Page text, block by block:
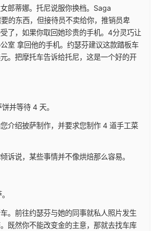
郎蒂娜。托尼说服你换档。Saga
的东西，但接待员不卖给你，推销员卑
了，如果你取回她珍贵的手机。4分灵巧让
室 拿回他的手机。约瑟芬建议这款踏板车
。把摩托车告诉给托尼，这是一个好的开
并等待 4 天。
介绍披萨制作，并要求您制作 4 道手工菜
诉说，某些事情并不像烘焙那么容易。
。前往约瑟芬与她的同事就私人照片发生
既然你不能改变金的主意，那就去找车库